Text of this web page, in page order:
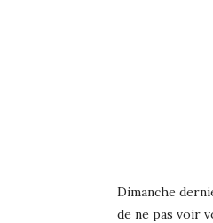
Dimanche
de ne pas voir